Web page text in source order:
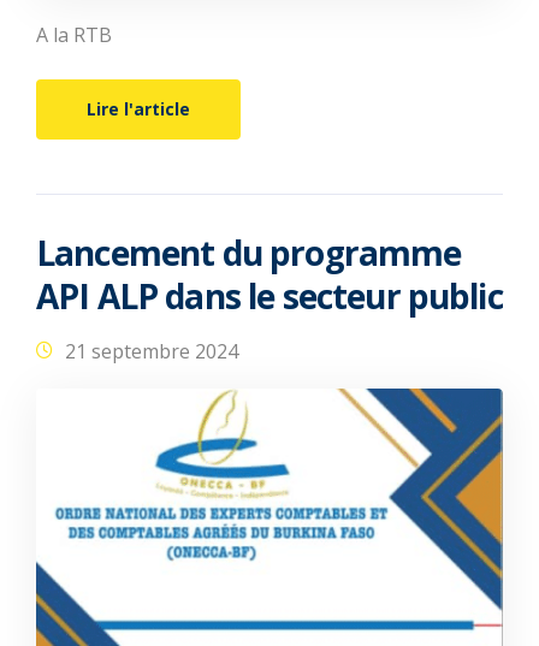
A la RTB
Lire l'article
Lancement du programme
API ALP dans le secteur public
21 septembre 2024